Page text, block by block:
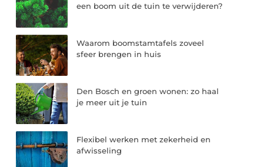
een boom uit de tuin te verwijderen?
Waarom boomstamtafels zoveel
sfeer brengen in huis
Den Bosch en groen wonen: zo haal
je meer uit je tuin
Flexibel werken met zekerheid en
afwisseling